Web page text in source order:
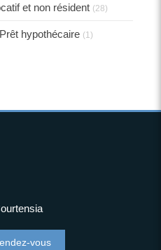
et non résident (28)
hypothécaire (1)
vous